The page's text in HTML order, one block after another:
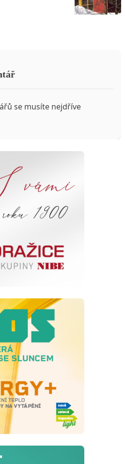
se musíte nejdříve